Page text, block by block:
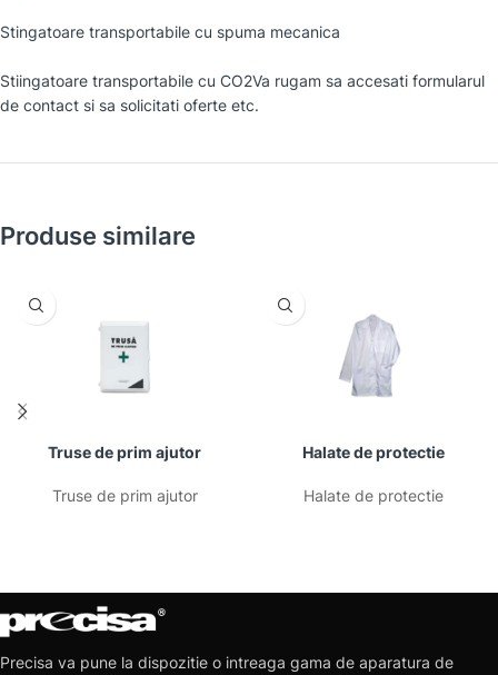
Stingatoare transportabile cu spuma mecanica
Stiingatoare transportabile cu CO2Va rugam sa accesati formularul
de contact si sa solicitati oferte etc.
Produse similare
Truse de prim ajutor
Truse de prim ajutor
Halate de protectie
Halate de protectie
Precisa va pune la dispozitie o intreaga gama de aparatura de